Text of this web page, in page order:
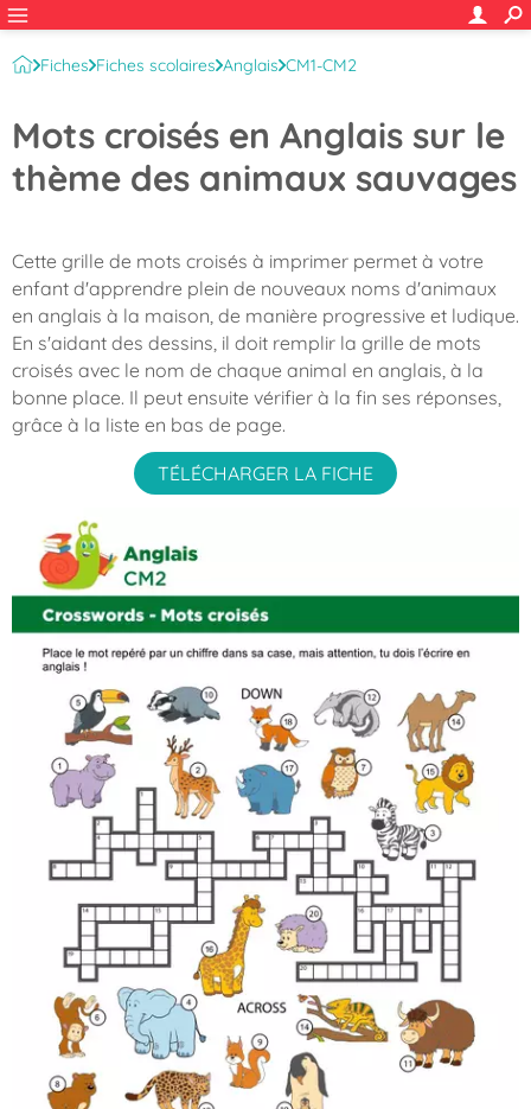
Fiches Fiches scolaires Anglais CM1-CM2
Mots croisés en Anglais sur le
thème des animaux sauvages
Cette grille de mots croisés à imprimer permet à votre
enfant d'apprendre plein de nouveaux noms d'animaux
en anglais à la maison, de manière progressive et ludique.
En s'aidant des dessins, il doit remplir la grille de mots
croisés avec le nom de chaque animal en anglais, à la
bonne place. Il peut ensuite vérifier à la fin ses réponses,
grâce à la liste en bas de page.
TÉLÉCHARGER LA FICHE